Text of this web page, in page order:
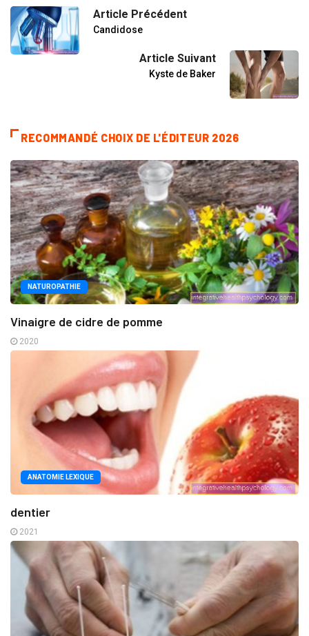
Article Précédent
Candidose
Article Suivant
Kyste de Baker
RECOMMANDÉ CHOIX DE L'ÉDITEUR 2026
NATUROPATHIE
Vinaigre de cidre de pomme
2020
ANATOMIE LEXIQUE
dentier
2021